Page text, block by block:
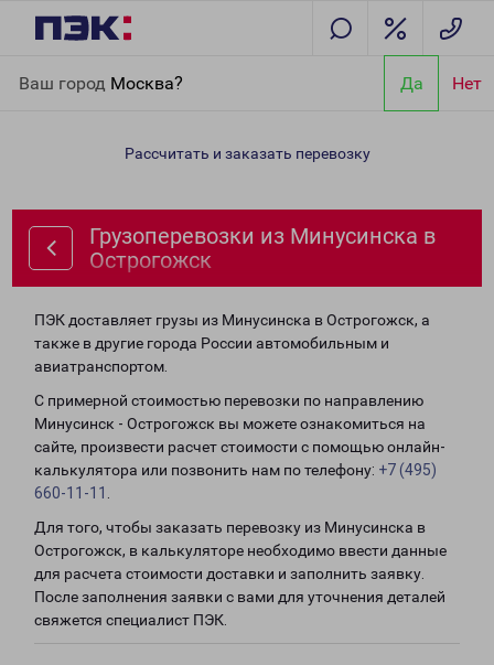
Ваш город Москва? Да Нет
Острогожск
Рассчитать и заказать перевозку
Грузоперевозки из Минусинска в
Острогожск
ПЭК доставляет грузы из Минусинска в Острогожск, а
также в другие города России автомобильным и
авиатранспортом.
С примерной стоимостью перевозки по направлению
Минусинск - Острогожск вы можете ознакомиться на
сайте, произвести расчет стоимости с помощью онлайн-
калькулятора или позвонить нам по телефону: +7 (495)
660-11-11
Для того, чтобы заказать перевозку из Минусинска в
Острогожск, в калькуляторе необходимо ввести данные
для расчета стоимости доставки и заполнить заявку.
После заполнения заявки с вами для уточнения деталей
свяжется специалист ПЭК.